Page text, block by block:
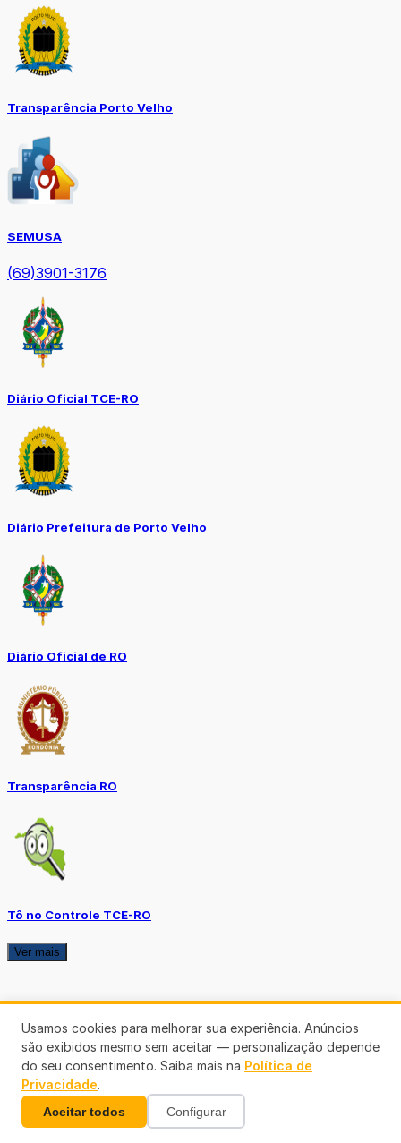
Transparência Porto Velho
SEMUSA
(69)3901-3176
Diário Oficial TCE-RO
Diário Prefeitura de Porto Velho
Diário Oficial de RO
Transparência RO
Tô no Controle TCE-RO
Ver mais
Usamos cookies para melhorar sua experiência. Anúncios
são exibidos mesmo sem aceitar — personalização depende
do seu consentimento. Saiba mais na Política de
Privacidade.
Aceitar todos Configurar